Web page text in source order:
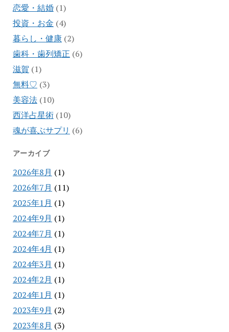
恋愛・結婚(1)
投資・お金 (4)
暮らし・健康(2)
歯科・歯列矯正 (6)
滋賀 (1)
無料♡ (3)
美容法(10)
西洋占星術(10)
魂が喜ぶサプリ (6)
アーカイブ
2026年8月 (1)
2026年7月 (11)
2025年1月 (1)
2024年9月 (1)
2024年7月 (1)
2024年4月 (1)
2024年3月 (1)
2024年2月 (1)
2024年1月 (1)
2023年9月 (2)
2023年8月 (3)